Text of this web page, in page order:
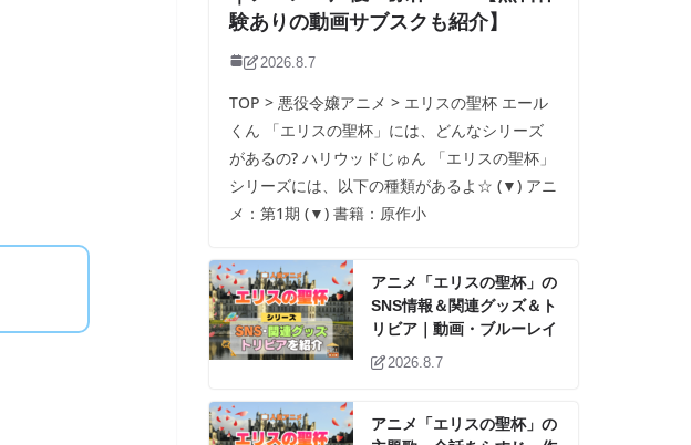
験ありの動画サブスクも紹介】
2026.8.7
TOP > 悪役令嬢アニメ > エリスの聖杯 エール
くん 「エリスの聖杯」には、どんなシリーズ
があるの? ハリウッドじゅん 「エリスの聖杯」
シリーズには、以下の種類があるよ☆ (▼) アニ
メ：第1期 (▼) 書籍：原作小
アニメ「エリスの聖杯」の
SNS情報＆関連グッズ＆ト
リビア｜動画・ブルーレイ
2026.8.7
アニメ「エリスの聖杯」の